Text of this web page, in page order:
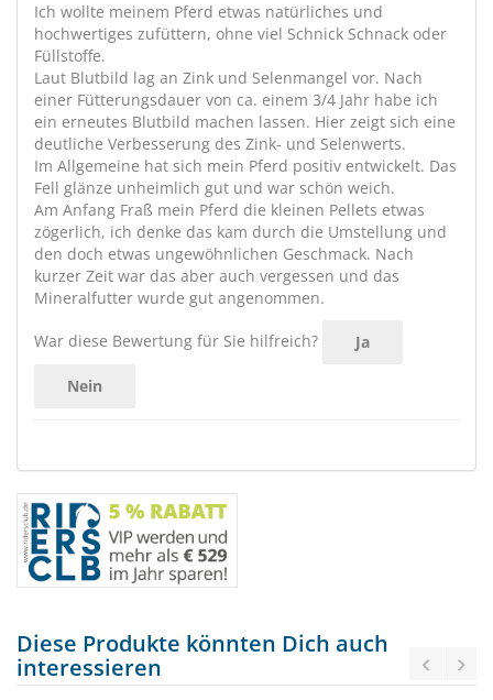
Ich wollte meinem Pferd etwas natürliches und
hochwertiges zufüttern, ohne viel Schnick Schnack oder
Füllstoffe.
Laut Blutbild lag an Zink und Selenmangel vor. Nach
einer Fütterungsdauer von ca. einem 3/4 Jahr habe ich
ein erneutes Blutbild machen lassen. Hier zeigt sich eine
deutliche Verbesserung des Zink- und Selenwerts.
Im Allgemeine hat sich mein Pferd positiv entwickelt. Das
Fell glänze unheimlich gut und war schön weich.
Am Anfang Fraß mein Pferd die kleinen Pellets etwas
zögerlich, ich denke das kam durch die Umstellung und
den doch etwas ungewöhnlichen Geschmack. Nach
kurzer Zeit war das aber auch vergessen und das
Mineralfutter wurde gut angenommen.
War diese Bewertung für Sie hilfreich? Ja
Nein
Diese Produkte könnten Dich auch
interessieren